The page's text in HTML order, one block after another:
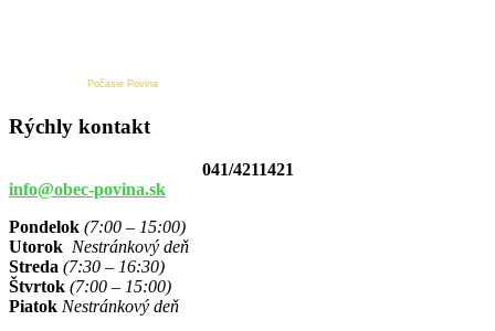
Počasie Povina
Rýchly kontakt
041/4211421
info@obec-povina.sk
Pondelok (7:00 – 15:00)
Utorok Nestránkový deň
Streda (7:30 – 16:30)
Štvrtok (7:00 – 15:00)
Piatok Nestránkový deň